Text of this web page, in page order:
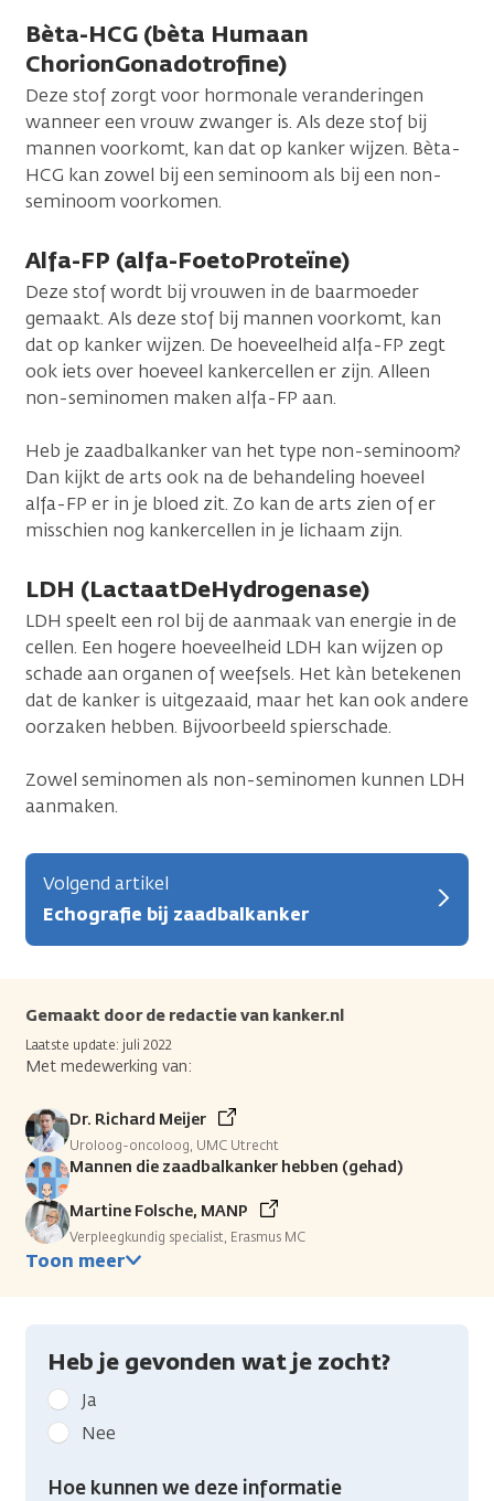
Bèta-HCG (bèta Humaan
ChorionGonadotrofine)
Deze stof zorgt voor hormonale veranderingen
wanneer een vrouw zwanger is. Als deze stof bij
mannen voorkomt, kan dat op kanker wijzen. Bèta-
HCG kan zowel bij een seminoom als bij een non-
seminoom voorkomen.
Alfa-FP (alfa-FoetoProteïne)
Deze stof wordt bij vrouwen in de baarmoeder
gemaakt. Als deze stof bij mannen voorkomt, kan
dat op kanker wijzen. De hoeveelheid alfa-FP zegt
ook iets over hoeveel kankercellen er zijn. Alleen
non-seminomen maken alfa-FP aan.
Heb je zaadbalkanker van het type non-seminoom?
Dan kijkt de arts ook na de behandeling hoeveel
alfa-FP er in je bloed zit. Zo kan de arts zien of er
misschien nog kankercellen in je lichaam zijn.
LDH (LactaatDeHydrogenase)
LDH speelt een rol bij de aanmaak van energie in de
cellen. Een hogere hoeveelheid LDH kan wijzen op
schade aan organen of weefsels. Het kàn betekenen
dat de kanker is uitgezaaid, maar het kan ook andere
oorzaken hebben. Bijvoorbeeld spierschade.
Zowel seminomen als non-seminomen kunnen LDH
aanmaken.
Volgend artikel
Echografie bij zaadbalkanker
Gemaakt door de redactie van kanker.nl
Laatste update: juli 2022
Met medewerking van:
Dr. Richard Meijer
Uroloog-oncoloog, UMC Utrecht
Mannen die zaadbalkanker hebben (gehad)
Martine Folsche, MANP
Verpleegkundig specialist, Erasmus MC
Toon meer
Heb je gevonden wat je zocht?
Geef
kanker.nl
feedback:
Heb
Ja
Nee
Hoe kunnen we deze informatie